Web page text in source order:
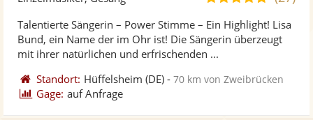
Fotos
5
Sternen
Talentierte Sängerin – Power Stimme – Ein Highlight! Lisa
Bund, ein Name der im Ohr ist! Die Sängerin überzeugt
mit ihrer natürlichen und erfrischenden ...
Standort: Hüffelsheim (DE) -70 km von Zweibrücken
Gage: auf Anfrage